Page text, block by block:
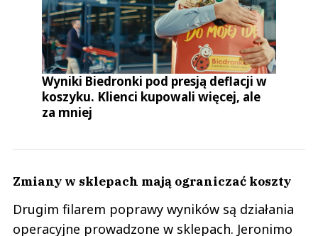
Wyniki Biedronki pod presją deflacji w
koszyku. Klienci kupowali więcej, ale
za mniej
Zmiany w sklepach mają ograniczać koszty
Drugim filarem poprawy wyników są działania
operacyjne prowadzone w sklepach. Jeronimo